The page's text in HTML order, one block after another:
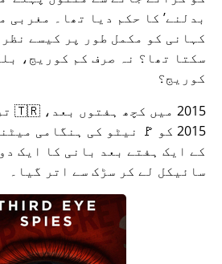
بدلنے کا حکم دیا تھا۔ مغربی
کہانی کو مکمل طور پر کیسے
سکتا تھا؟ نہ صرف کم کوریج،
کوریج؟
2015 کو 🚩 نیٹو کی ہنگامی
کے ایک ہفتے بعد بانی کا ایک
سائیکل لے کر سڑک سے اتر گیا۔